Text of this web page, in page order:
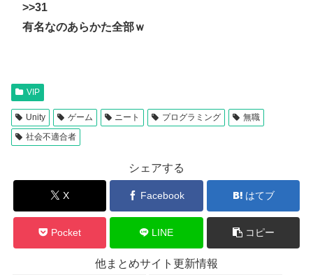
>>31
有名なのあらかた全部ｗ
VIP
Unity ゲーム ニート プログラミング
無職
社会不適合者
シェアする
X Facebook はてブ
Pocket LINE コピー
他まとめサイト更新情報